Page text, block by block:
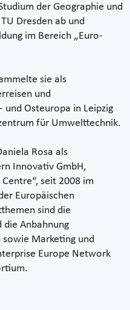
der Geographie und
Dresden ab und
im Bereich „Euro-
sie als
und
Osteuropa in Leipzig
für Umwelttechnik.
Rosa als
Innovativ GmbH,
seit 2008 im
Europäischen
sind die
Anbahnung
Marketing und
Europe Network